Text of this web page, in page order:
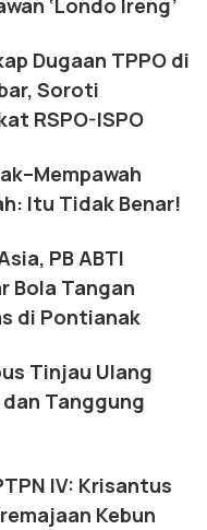
‘Londo Ireng’
Dugaan TPPO di
Soroti
RSPO-ISPO
Itu Tidak Benar!
PB ABTI
Bola Tangan
di Pontianak
Tinjau Ulang
dan Tanggung
IV: Krisantus
Kebun